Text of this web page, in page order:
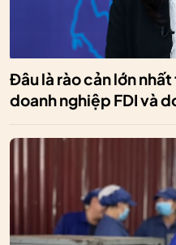
Đâu là rào cản lớn
doanh nghiệp FDI và